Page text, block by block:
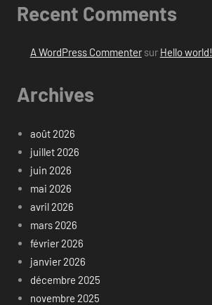
Recent Comments
A WordPress Commentersur Hello world!
Archives
août 2026
juillet 2026
juin 2026
mai 2026
avril 2026
mars 2026
février 2026
janvier 2026
décembre 2025
novembre 2025